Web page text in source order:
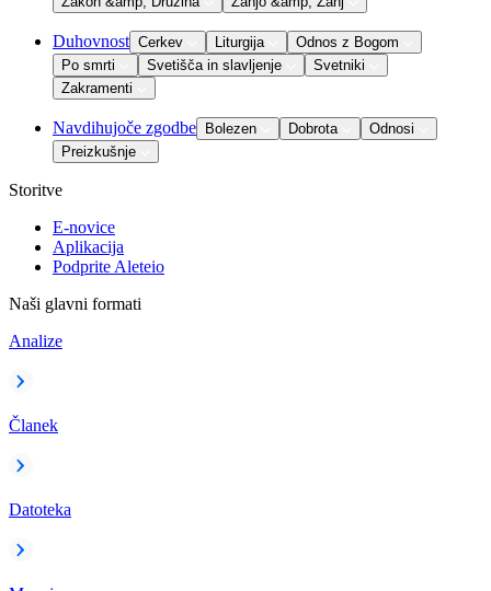
Duhovnost Cerkev Liturgija
Odnos z Bogom
Po smrti
Svetišča in slavljenje
Svetniki
Zakramenti
Navdihujoče zgodbe Bolezen Dobrota
Odnosi
Preizkušnje
Storitve
E-novice
Aplikacija
Podprite Aleteio
Naši glavni formati
Analize
Članek
Datoteka